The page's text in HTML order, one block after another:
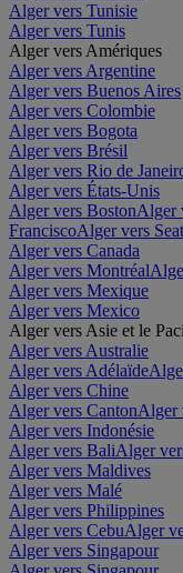
Alger vers Tunisie
Alger vers Tunis
Alger vers Amériques
Alger vers Argentine
Alger vers Buenos Aires
Alger vers Colombie
Alger vers Bogota
Alger vers Brésil
Alger vers Rio de
Alger vers États-Unis
Alger vers BostonAlger
FranciscoAlger vers
Alger vers Canada
Alger vers Montréal
Alger vers Mexique
Alger vers Mexico
Alger vers Asie et le
Alger vers Australie
Alger vers Adélaïde
Alger vers Chine
Alger vers CantonAlger
Alger vers Indonésie
Alger vers BaliAlger
Alger vers Maldives
Alger vers Malé
Alger vers Philippines
Alger vers CebuAlger
Alger vers Singapour